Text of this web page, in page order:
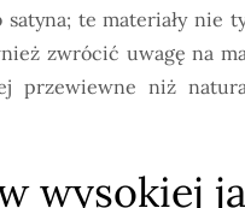
te materiały nie
zwrócić uwagę na
przewiewne niż
wysokiej